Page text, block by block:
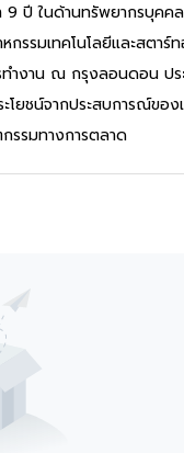
9 ปี ในด้านทรัพยากรบุคค
กรรมเทคโนโลยีและสตาร์
ำงาน ณ กรุงลอนดอน ปร
โยชน์จากประสบการณ์ของ
รรมทางการตลาด